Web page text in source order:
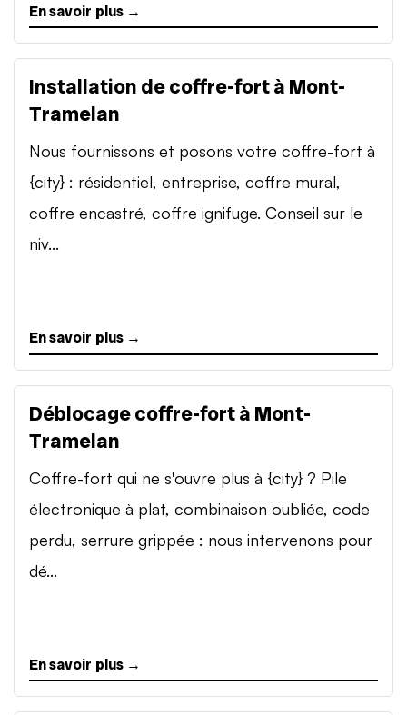
En savoir plus →
Installation de coffre-fort à Mont-
Tramelan
Nous fournissons et posons votre coffre-fort à
{city} : résidentiel, entreprise, coffre mural,
coffre encastré, coffre ignifuge. Conseil sur le
niv...
En savoir plus →
Déblocage coffre-fort à Mont-
Tramelan
Coffre-fort qui ne s'ouvre plus à {city} ? Pile
électronique à plat, combinaison oubliée, code
perdu, serrure grippée : nous intervenons pour
dé...
En savoir plus →